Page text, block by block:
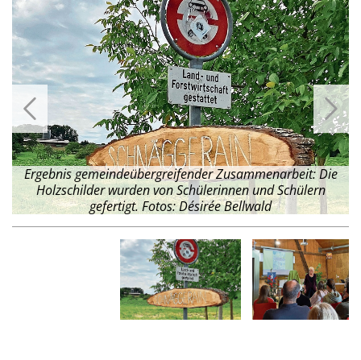
Ergebnis gemeindeübergreifender Zusammenarbeit: Die
Holzschilder wurden von Schülerinnen und Schülern
gefertigt. Fotos: Désirée Bellwald